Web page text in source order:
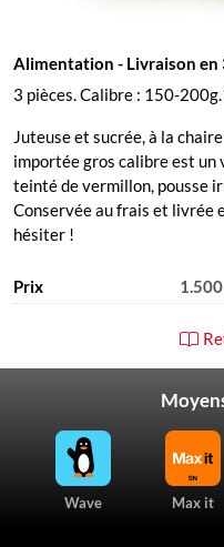
Alimentation - Livraison
3 pièces. Calibre : 150-
Juteuse et sucrée, à la
importée gros calibre est un
teinté de vermillon, pousse
Conservée au frais et livrée
hésiter !
Prix
Wave Max it